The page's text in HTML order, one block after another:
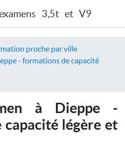
3,5t et V9
proche par ville
- formations de capacité
à Dieppe -
légère et